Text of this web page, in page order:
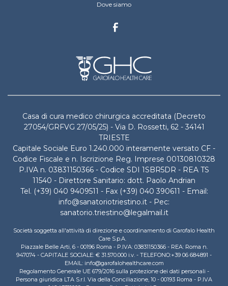
Dove siamo
Casa di cura medico chirurgica accreditata (Decreto
27054/GRFVG 27/05/25) - Via D. Rossetti, 62 - 34141
TRIESTE
Capitale Sociale Euro 1.240.000 interamente versato CF -
Codice Fiscale e n. Iscrizione Reg. Imprese 00130810328
P.IVA n. 03831150366 - Codice SDI 1SBR5DR - REA TS
11540 - Direttore Sanitario: dott. Paolo Andrian
Tel. (+39) 040 9409511 - Fax (+39) 040 390611 - Email:
info@sanatoriotriestino.it - Pec:
sanatorio.triestino@legalmail.it
Società soggetta all'attività di direzione e coordinamento di Garofalo Health
Care S.p.A.
Piazzale Belle Arti, 6 - 00196 Roma - P.IVA: 03831150366 - REA: Roma n.
947074 - CAPITALE SOCIALE: € 31.570.000 i.v. - TELEFONO:+39 06 684891 -
EMAIL: info@garofalohealthcare.com
Regolamento Generale UE 679/2016 sulla protezione dei dati personali -
Persona giuridica LTA S.r.l. Via della Conciliazione, 10 - 00193 Roma - P.IVA